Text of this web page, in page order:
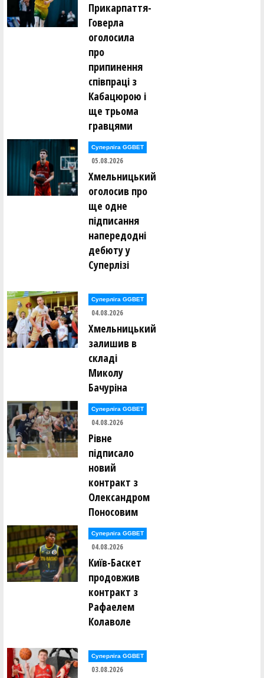
Прикарпаття-
Говерла
оголосила
про
припинення
співпраці з
Кабацюрою і
ще трьома
гравцями
Суперліга GGBET
05.08.2026
Хмельницький
оголосив про
ще одне
підписання
напередодні
дебюту у
Суперлізі
Суперліга GGBET
04.08.2026
Хмельницький
залишив в
складі
Миколу
Бачуріна
Суперліга GGBET
04.08.2026
Рівне
підписало
новий
контракт з
Олександром
Поносовим
Суперліга GGBET
04.08.2026
Київ-Баскет
продовжив
контракт з
Рафаелем
Колаволе
Суперліга GGBET
03.08.2026